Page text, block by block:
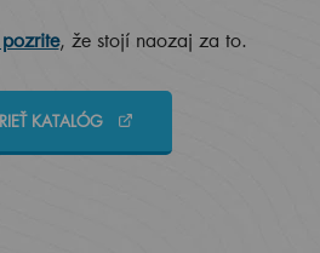
, že stojí naozaj za to.
KATALÓG